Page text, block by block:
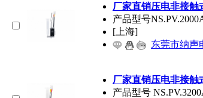
厂家直销压电非接触
产品型号
[上海]
东莞市纳声
厂家直销压电非接触
产品型号